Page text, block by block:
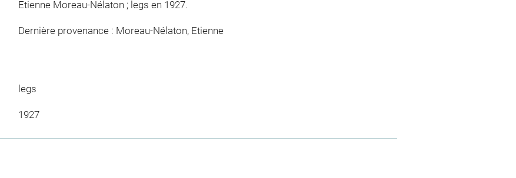
Etienne Moreau-Nélaton ; legs en 1927.
Dernière provenance : Moreau-Nélaton, Etienne
legs
1927